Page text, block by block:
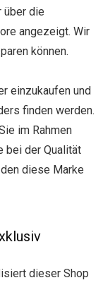
über die
angezeigt. Wir
können.
einzukaufen und
finden werden.
im Rahmen
bei der Qualität
diese Marke
dieser Shop